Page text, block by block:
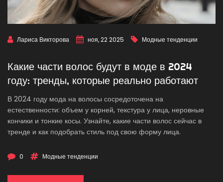
Лариса Викторова ноя, 22 2025 Модные тенденции
Какие части волос будут в моде в 2024
году: тренды, которые реально работают
В 2024 году мода на волосы сосредоточена на
естественности: объем у корней, текстура у лица, неровные
кончики и тонкие косы. Узнайте, какие части волос сейчас в
тренде и как подобрать стиль под свою форму лица.
0 Модные тенденции